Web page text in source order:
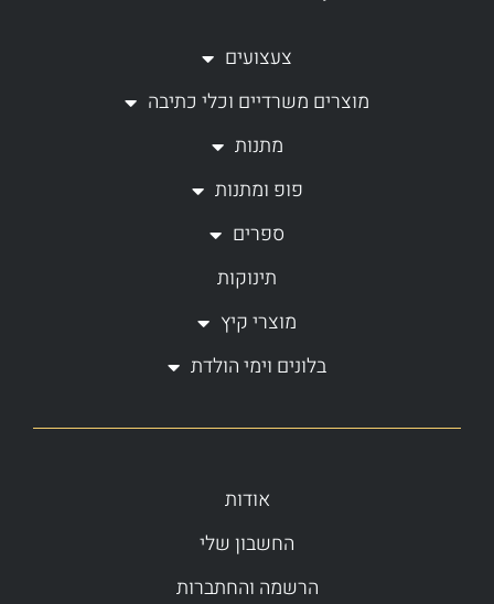
b
o
o
k
f
a
r
a
צעצועים
מוצרים משרדיים וכלי כתיבה
מתנות
פופ ומתנות
ספרים
תינוקות
מוצרי קיץ
בלונים וימי הולדת
אודות
החשבון שלי
הרשמה והחתברות